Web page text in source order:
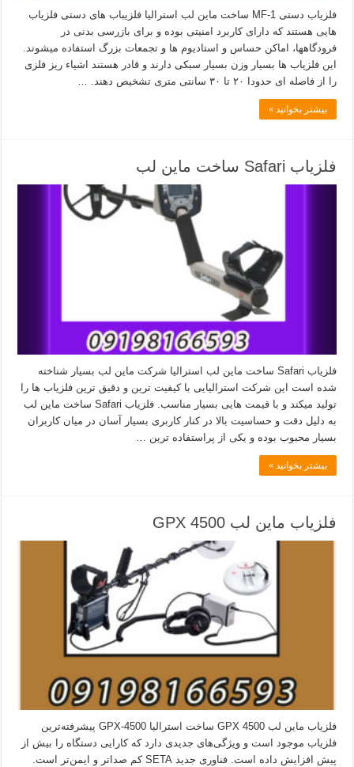
فلزیاب دستی MF-1 ساخت ماین لب استرالیا فلزیباب های دستی فلزیاب
هایی هستند که دارای کاربرد امنیتی بوده و برای بازرسی بدنی در
فرودگاهها، اماکن حساس و استادیوم ها و تجمعات بزرگ استفاده میشوند.
این فلزیاب ها بسیار وزن بسیار سبکی دارند و قادر هستند اشیاء ریز فلزی
را از فاصله ای حدودا ۲۰ تا ۳۰ سانتی متری تشخیص دهند. …
بیشتر بخوانید »
فلزیاب Safari ساخت ماین لب
فلزیاب Safari ساخت ماین لب استرالیا شرکت ماین لب بسیار شناخته
شده است این شرکت استرالیایی با کیفیت ترین و دقیق ترین فلزیاب ها را
تولید میکند و با قیمت هایی بسیار مناسب. فلزیاب Safari ساخت ماین لب
به دلیل دقت و حساسیت بالا در کنار کاربری بسیار آسان در میان کاربران
بسیار محبوب بوده و یکی از پراستفاده ترین …
بیشتر بخوانید »
فلزیاب ماین لب GPX 4500
فلزیاب ماین لب GPX 4500 ساخت استرالیا GPX-4500 پیشرفته‌ترین
فلزیاب موجود است و ویژگی‌های جدیدی دارد که کارایی دستگاه را بیش از
پیش افزایش داده است. فناوری جدید SETA کم صدا‌تر و ایمن‌تر است.